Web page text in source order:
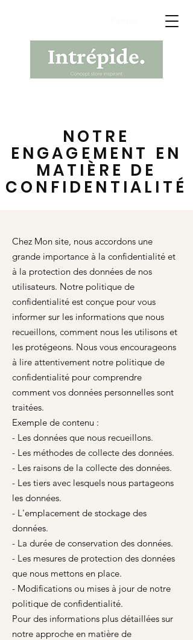
NOTRE
ENGAGEMENT EN
MATIÈRE DE
CONFIDENTIALITÉ
Chez Mon site, nous accordons une
grande importance à la confidentialité et
à la protection des données de nos
utilisateurs. Notre politique de
confidentialité est conçue pour vous
informer sur les informations que nous
recueillons, comment nous les utilisons et
les protégeons. Nous vous encourageons
à lire attentivement notre politique de
confidentialité pour comprendre
comment vos données personnelles sont
traitées.
Exemple de contenu :
- Les données que nous recueillons.
- Les méthodes de collecte des données.
- Les raisons de la collecte des données.
- Les tiers avec lesquels nous partageons
les données.
- L'emplacement de stockage des
données.
- La durée de conservation des données.
- Les mesures de protection des données
que nous mettons en place.
- Modifications ou mises à jour de notre
politique de confidentialité.
Pour des informations plus détaillées sur
notre approche en matière de